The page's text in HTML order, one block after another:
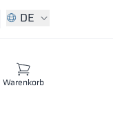
DE
Warenkorb